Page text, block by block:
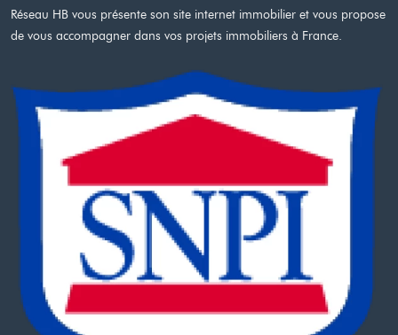
Réseau HB vous présente son site internet immobilier et vous propose
de vous accompagner dans vos projets immobiliers à France.